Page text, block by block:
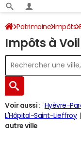
Patrimoine Impôts
Voillans Impôt sur le
Impôts à
Voir aussi : Hyèvre-
L'Hôpital-Saint-Lieffroy
autre ville